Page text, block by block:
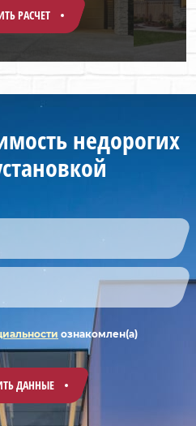
РАСЧЕТ
недорогих
ознакомлен(а)
ДАННЫЕ